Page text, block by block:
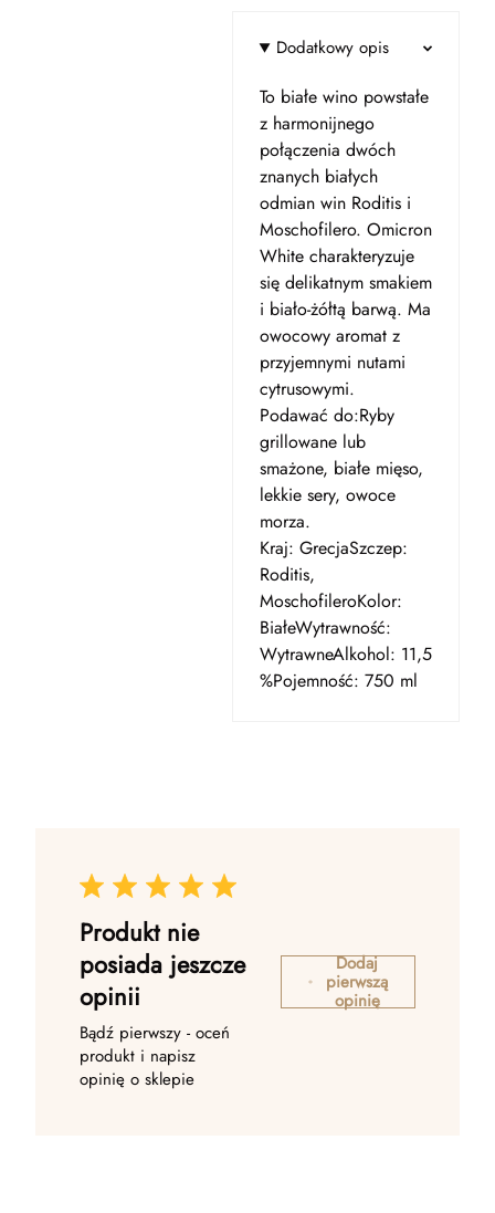
Dodatkowy opis
To białe wino powstałe
z harmonijnego
połączenia dwóch
znanych białych
odmian win Roditis i
Moschofilero. Omicron
White charakteryzuje
się delikatnym smakiem
i biało-żółtą barwą. Ma
owocowy aromat z
przyjemnymi nutami
cytrusowymi.
Podawać do:Ryby
grillowane lub
smażone, białe mięso,
lekkie sery, owoce
morza.
Kraj: GrecjaSzczep:
Roditis,
MoschofileroKolor:
BiałeWytrawność:
WytrawneAlkohol: 11,5
%Pojemność: 750 ml
Produkt nie
posiada jeszcze
opinii
Bądź pierwszy - oceń
produkt i napisz
opinię o sklepie
Dodaj
pierwszą
opinię